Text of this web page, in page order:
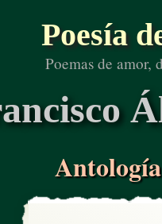
Poesía
Poemas de amor,